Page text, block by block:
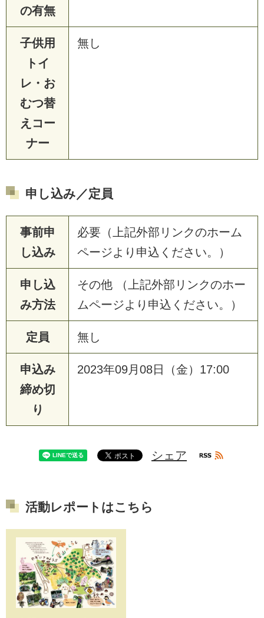
の有無
子供用
トイ
レ・お
むつ替
えコー
ナー
無し
申し込み／定員
事前申
し込み
必要（上記外部リンクのホーム
ページより申込ください。）
申し込
み方法
その他 （上記外部リンクのホー
ムページより申込ください。）
定員 無し
申込み
締め切
り
2023年09月08日（金）17:00
シェア
活動レポートはこちら